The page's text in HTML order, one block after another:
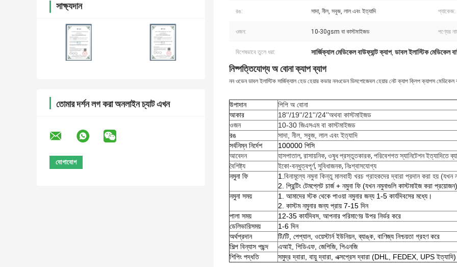
সাক্ষ্যদান
তোমার দর্শন লগ করা অনলাইন চ্যাট এখন
রঙ: সাদা, নীল, সবুজ, লাল এবং ইত্যাদি প্যাকেজ:
ওজন: 10-30gsm বা কাস্টমাইজড পণ্যের
বিশেষভাবে তুলে ধরা: সার্জিক্যাল মেডিকেল বাউফ্যান্ট ক্যাপ, ডাবল ইলাস্টিক মেডিকেল
নিষ্পত্তিযোগ্য অ বোনা ক্যাপ ব্যাগ
নন ওভেন ডাবল ইলাস্টিক সার্জিক্যাল হেড হেয়ার কভার ননওভেন ডিসপোজেবল হেয়ার নেট ক্যাপ ক্লিপ ক্যাপস মেডিকেল
উপাদান
পিপি অ বোনা
আকার
18''/19''/21''/24''অথবা কাস্টমাইজড
ওজন
10-30 জিএসএম বা কাস্টমাইজড
রঙ
সাদা, নীল, সবুজ, লাল এবং ইত্যাদি
সর্বনিম্ন নির্দেশ
100000 পিসি
আবেদন
হাসপাতাল, রাসায়নিক, ওষুধ প্রস্তুতকারক, পরিবেশগত স্যানিটেশন ইত্যাদিতে
বৈশিষ্ট্য
ইকো-বন্ধুত্বপূর্ণ, সুবিধাজনক, নিঃশ্বাসযোগ্য
নমুনা ফি
1.বিনামূল্যে নমুনা কিন্তু মালবাহী খরচ গ্রাহকদের দ্বারা প্রদান করা হয় (যখন
2. প্রিন্টিং টেমপ্লেট চার্জ + নমুনা ফি (যখন নমুনাগুলি কাস্টমাইজ করা প্রয়োজন)
নমুনা সময়
1. আমাদের স্টক থেকে পাওয়া নমুনার জন্য 1-5 কার্যদিবসের মধ্যে।
2. কাস্টম নমুনার জন্য প্রায় 7-15 দিন
পালা সময়
12-35 কার্যদিবস, আপনার পরিমাণের উপর নির্ভর করে
ডেলিভারিসময়
1-6 দিন
অর্থপ্রদান
টি/টি, পেপ্যাল, ওয়েস্টার্ন ইউনিয়ন, ব্যাঙ্ক, বাণিজ্য নিশ্চয়তা গ্রহণ করে
শিল্প বিন্যাস পছন্দ
এআই, পিডিএফ, জেপিজি, পিএনজি
শিপিং পদ্ধতি
সমুদ্র দ্বারা, বায়ু দ্বারা, এক্সপ্রেস দ্বারা (DHL, FEDEX, UPS ইত্যাদি)